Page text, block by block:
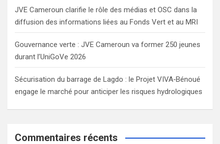
JVE Cameroun clarifie le rôle des médias et OSC dans la
diffusion des informations liées au Fonds Vert et au MRI
Gouvernance verte : JVE Cameroun va former 250 jeunes
durant l’UniGoVe 2026
Sécurisation du barrage de Lagdo : le Projet VIVA‑Bénoué
engage le marché pour anticiper les risques hydrologiques
Commentaires récents